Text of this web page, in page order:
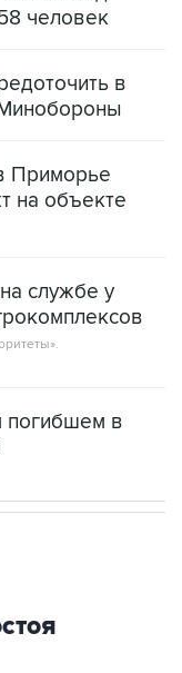
человек
в
Приморье
на объекте
службе у
погибшем в